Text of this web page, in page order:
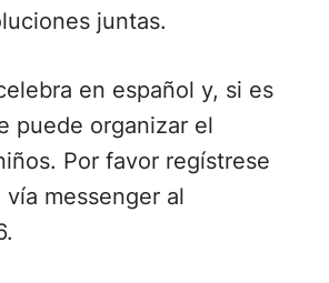
juntas.
en español y, si es
puede organizar el
Por favor regístrese
messenger al